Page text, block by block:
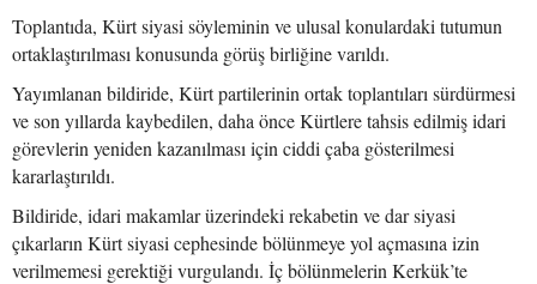
Toplantıda, Kürt siyasi söyleminin ve ulusal konulardaki tutumun
ortaklaştırılması konusunda görüş birliğine varıldı.
Yayımlanan bildiride, Kürt partilerinin ortak toplantıları sürdürmesi
ve son yıllarda kaybedilen, daha önce Kürtlere tahsis edilmiş idari
görevlerin yeniden kazanılması için ciddi çaba gösterilmesi
kararlaştırıldı.
Bildiride, idari makamlar üzerindeki rekabetin ve dar siyasi
çıkarların Kürt siyasi cephesinde bölünmeye yol açmasına izin
verilmemesi gerektiği vurgulandı. İç bölünmelerin Kerkük’te